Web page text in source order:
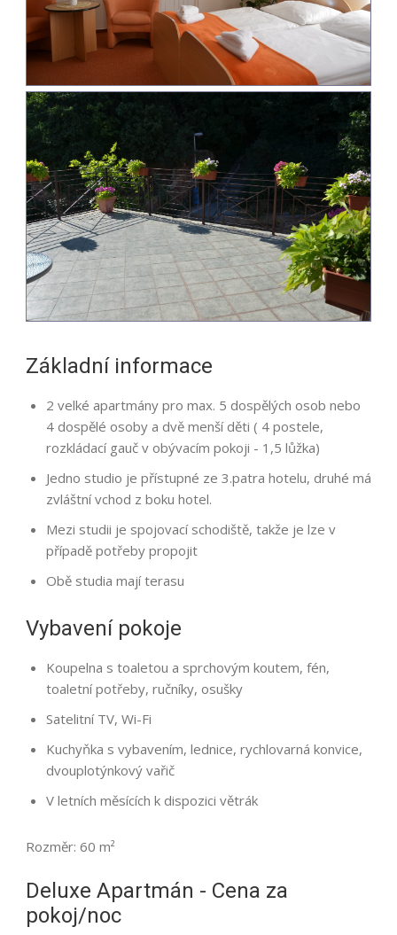
Základní informace
2 velké apartmány pro max. 5 dospělých osob nebo
4 dospělé osoby a dvě menší děti ( 4 postele,
rozkládací gauč v obývacím pokoji - 1,5 lůžka)
Jedno studio je přístupné ze 3.patra hotelu, druhé má
zvláštní vchod z boku hotel.
Mezi studii je spojovací schodiště, takže je lze v
případě potřeby propojit
Obě studia mají terasu
Vybavení pokoje
Koupelna s toaletou a sprchovým koutem, fén,
toaletní potřeby, ručníky, osušky
Satelitní TV, Wi-Fi
Kuchyňka s vybavením, lednice, rychlovarná konvice,
dvouplotýnkový vařič
V letních měsících k dispozici větrák
Rozměr: 60 m²
Deluxe Apartmán - Cena za
pokoj/noc